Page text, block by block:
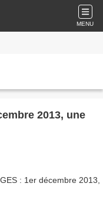
MENU
2013, une